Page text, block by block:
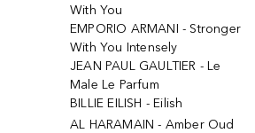
With You
EMPORIO ARMANI - Stronger
With You Intensely
JEAN PAUL GAULTIER - Le
Male Le Parfum
BILLIE EILISH - Eilish
AL HARAMAIN - Amber Oud